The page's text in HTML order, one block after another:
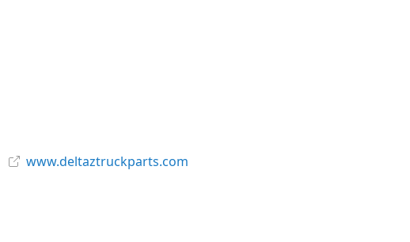
www.deltaztruckparts.com